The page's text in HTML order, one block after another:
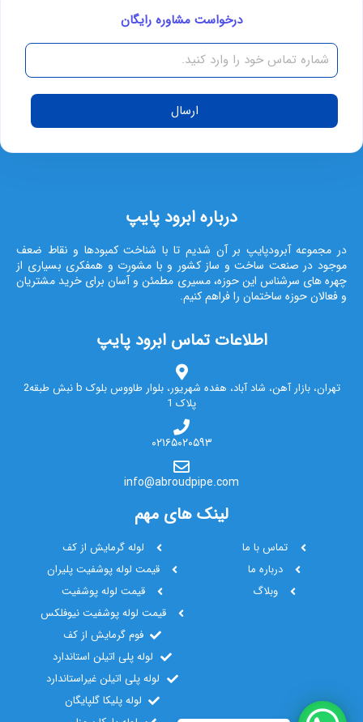
درخواست مشاوره رایگان
ارسال
درباره ابرود پایپ
در مجموعه آبرودپایپ بر آن شدیم تا با شناخت کمبودها و نقاط ضعف
موجود در صنعت ساخت و ساز کشور و با مشورت و همفکری بسیاری از
چهره های سرشناس این حوزه، مسیری مطمئن و آسان برای خرید مشتریان
و فعالان حوزه ساختمان را فراهم کنیم.
اطلاعات تماس ابرود پایپ
تهران، بازار آهن، شاد آباد، هفده شهریور، بلوار طاووس بلوک b نبش طبقه2
پلاک 1
۰۲۱۶۵۰۲۰۵۹۳
info@abroudpipe.com
لینک های مهم
تماس با ما
درباره ما
وبلاگ
لوله گرمایش از کف
قیمت لوله پوشفیت پلیران
قیمت لوله پوشفیت
قیمت لوله پوشفیت نیوفلکس
فوم گرمایش از کف
لوله پلی اتیلن استاندارد
لوله پلی اتیلن غیراستاندارد
لوله پلیکا گلپایگان